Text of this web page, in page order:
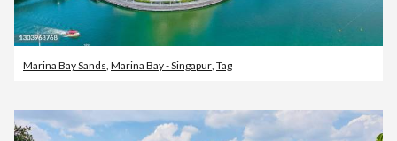
Marina Bay Sands, Marina Bay - Singapur, Tag